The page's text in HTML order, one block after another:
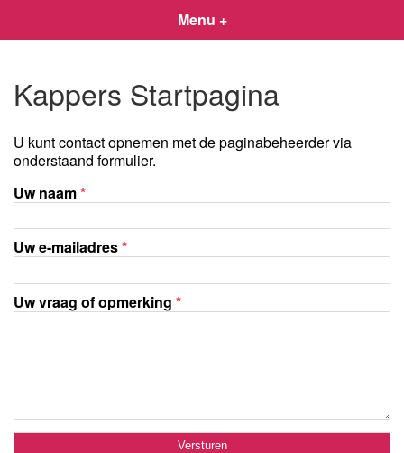
Menu +
Kappers Startpagina
U kunt contact opnemen met de paginabeheerder via
onderstaand formulier.
Uw naam*
Uw e-mailadres*
Uw vraag of opmerking *